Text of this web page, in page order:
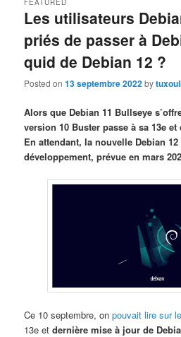
Les utilisateurs
priés de passer à
quid de Debian 12 ?
FEATURED
Posted on13 septembre 2022by
Alors que Debian 11 Bullseye
version 10 Buster passe à sa 13e
En attendant, la nouvelle Debian
développement, prévue en mars
Ce 10 septembre, onpouvait lire sur
13e etdernière mise à jour de